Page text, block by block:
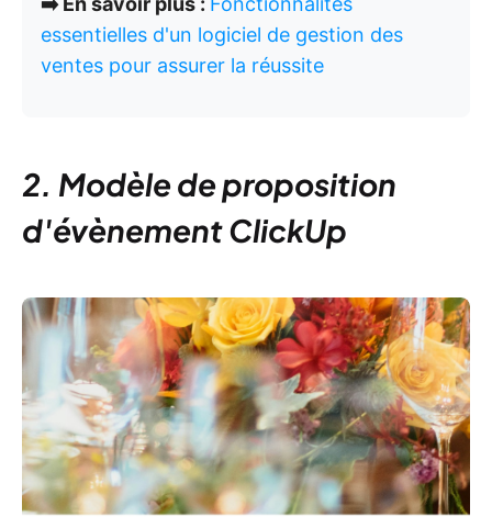
essentielles d'un logiciel de gestion des
ventes pour assurer la réussite
2. Modèle de proposition
d'évènement ClickUp